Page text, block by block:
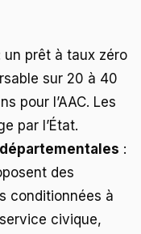
un prêt à taux zéro
sur 20 à 40
pour l’AAC. Les
par l’État.
:
des
conditionnées à
civique,